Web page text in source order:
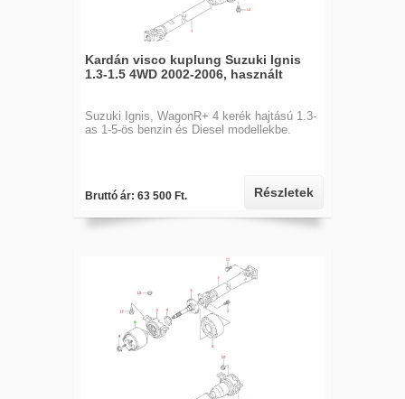
Kardán visco kuplung Suzuki Ignis
1.3-1.5 4WD 2002-2006, használt
Suzuki Ignis, WagonR+ 4 kerék hajtású 1.3-
as 1-5-ös benzin és Diesel modellekbe.
Bruttó ár: 63 500 Ft. Részletek